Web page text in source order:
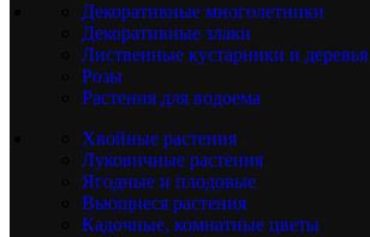
Декоративные многолетники
Декоративные злаки
Лиственные кустарники и деревья
Розы
Растения для водоема
Хвойные растения
Луковичные растения
Ягодные и плодовые
Вьющиеся растения
Кадочные, комнатные цветы